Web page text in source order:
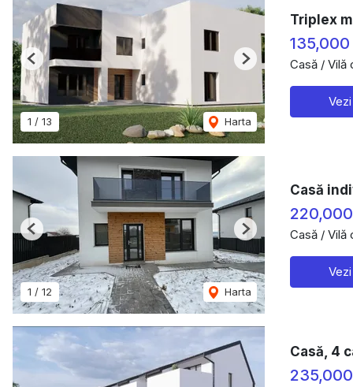
1 / 13 Harta
Previous Next
Triplex
135,000
Casă / Vilă
1 / 12 Harta
Previous Next
Casă
Casă / Vilă
Casă, 4